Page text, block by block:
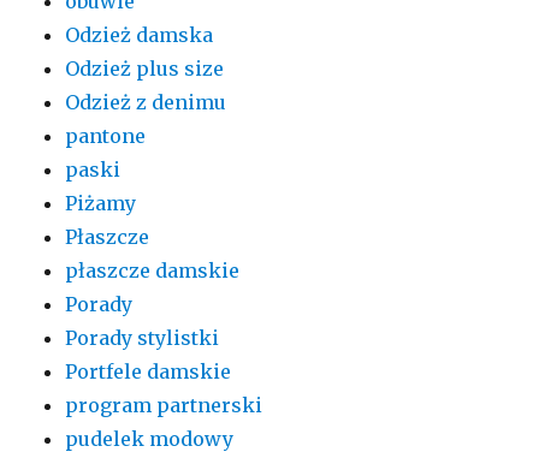
Odzież damska
Odzież plus size
Odzież z denimu
pantone
paski
Piżamy
Płaszcze
płaszcze damskie
Porady
Porady stylistki
Portfele damskie
program partnerski
pudelek modowy